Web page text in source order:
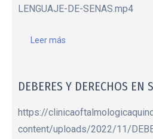
LENGUAJE-DE-SENAS.mp4
Leer más
DEBERES Y DERECHOS EN
https://
content/uploads/2022/11/